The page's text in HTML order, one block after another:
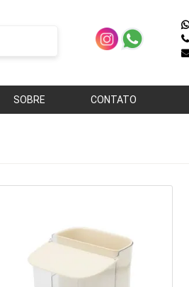
SOBRE CONTATO